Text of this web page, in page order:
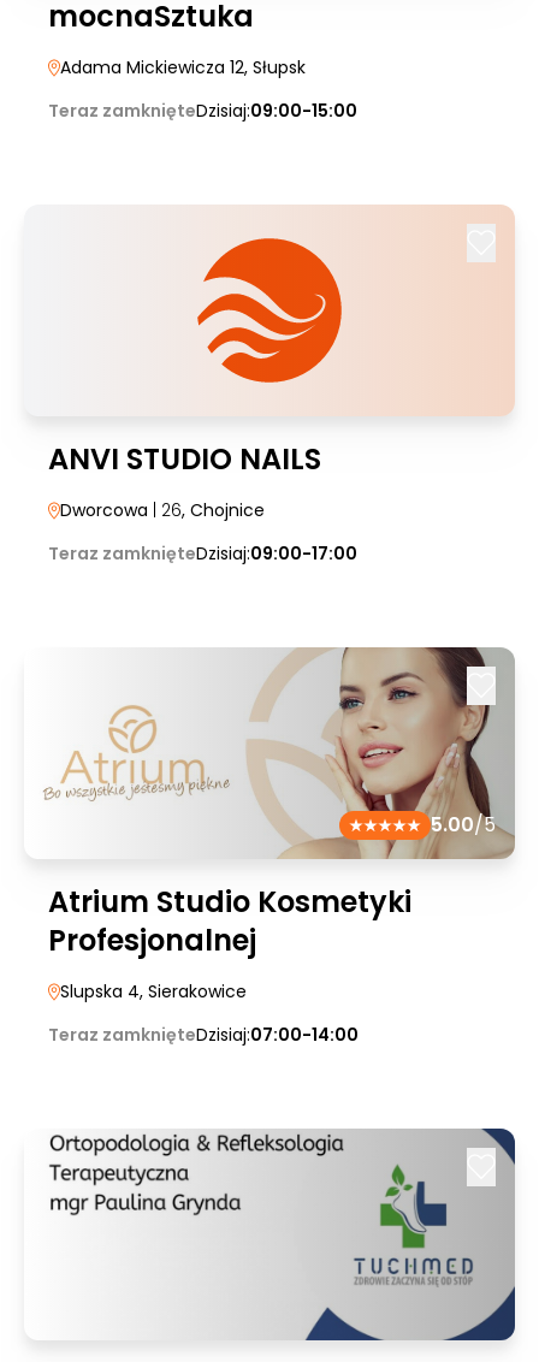
mocnaSztuka
Adama Mickiewicza 12, Słupsk
Teraz zamknięteDzisiaj:09:00-15:00
ANVI STUDIO NAILS
Dworcowa | 26, Chojnice
Teraz zamknięteDzisiaj:09:00-17:00
5.00/5
Atrium Studio Kosmetyki
Profesjonalnej
Slupska 4, Sierakowice
Teraz zamknięteDzisiaj:07:00-14:00